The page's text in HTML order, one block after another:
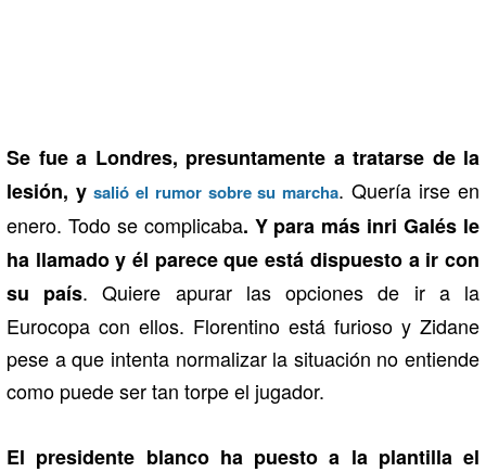
Se fue a Londres, presuntamente a tratarse de la
lesión, ysalió el rumor sobre su marcha. Quería irse en
enero. Todo se complicaba. Y para más inri Galés le
ha llamado y él parece que está dispuesto a ir con
su país. Quiere apurar las opciones de ir a la
Eurocopa con ellos. Florentino está furioso y Zidane
pese a que intenta normalizar la situación no entiende
como puede ser tan torpe el jugador.
El presidente blanco ha puesto a la plantilla el